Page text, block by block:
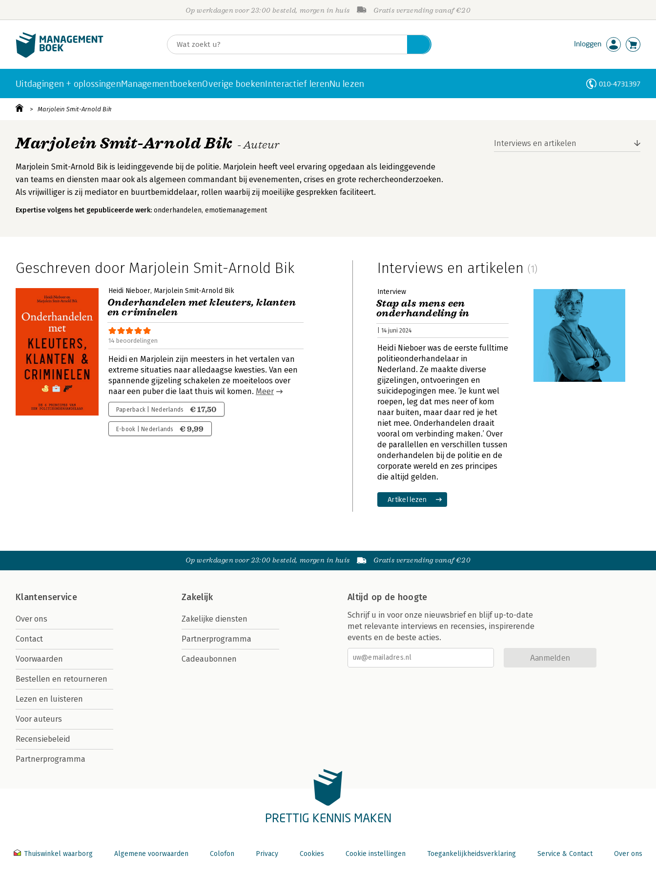
Op werkdagen voor 23:00 besteld, morgen in huis Gratis verzending vanaf €20
Inloggen
Uitdagingen + oplossingenManagementboekenOverige boekenInteractief lerenNu lezen 010-4731397
Marjolein Smit-Arnold Bik
Marjolein Smit-Arnold Bik - Auteur
Marjolein Smit-Arnold Bik is leidinggevende bij de politie. Marjolein heeft veel ervaring opgedaan als leidinggevende
van teams en diensten maar ook als algemeen commandant bij evenementen, crises en grote rechercheonderzoeken.
Als vrijwilliger is zij mediator en buurtbemiddelaar, rollen waarbij zij moeilijke gesprekken faciliteert.
Expertise volgens het gepubliceerde werk: onderhandelen, emotiemanagement
Interviews en artikelen
Geschreven door Marjolein Smit-Arnold Bik
Heidi Nieboer Marjolein Smit-Arnold Bik
Onderhandelen met kleuters, klanten
en criminelen
14 beoordelingen
Heidi en Marjolein zijn meesters in het vertalen van
extreme situaties naar alledaagse kwesties. Van een
spannende gijzeling schakelen ze moeiteloos over
naar een puber die laat thuis wil komen. Meer
Paperback | Nederlands € 17,50
E-book | Nederlands € 9,99
Interviews en artikelen (1)
Interview
Stap als mens een
onderhandeling in
| 14 juni 2024
Heidi Nieboer was de eerste fulltime
politieonderhandelaar in
Nederland. Ze maakte diverse
gijzelingen, ontvoeringen en
suïcidepogingen mee. ‘Je kunt wel
roepen, leg dat mes neer of kom
naar buiten, maar daar red je het
niet mee. Onderhandelen draait
vooral om verbinding maken.’ Over
de parallellen en verschillen tussen
onderhandelen bij de politie en de
corporate wereld en zes principes
die altijd gelden.
Artikel lezen
Op werkdagen voor 23:00 besteld, morgen in huis Gratis verzending vanaf €20
Klantenservice
Over ons
Contact
Voorwaarden
Bestellen en retourneren
Lezen en luisteren
Voor auteurs
Recensiebeleid
Partnerprogramma
Zakelijk
Zakelijke diensten
Partnerprogramma
Cadeaubonnen
Altijd op de hoogte
Schrijf u in voor onze nieuwsbrief en blijf up-to-date
met relevante interviews en recensies, inspirerende
events en de beste acties.
Aanmelden
PRETTIG KENNIS MAKEN
Thuiswinkel waarborg Algemene voorwaarden Colofon Privacy Cookies Cookie instellingen Toegankelijkheidsverklaring Service & Contact Over ons
Personen